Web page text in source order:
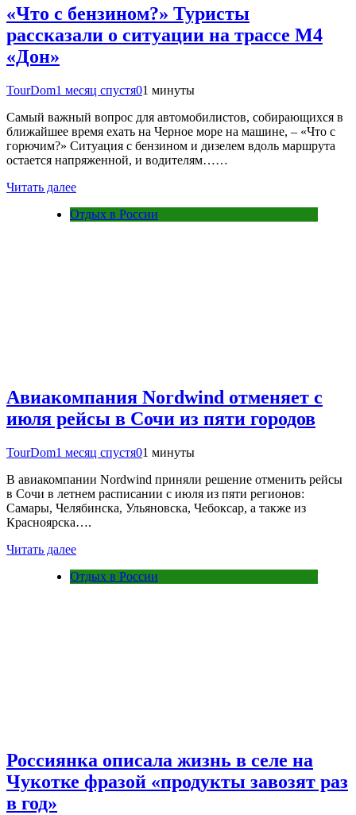
«Что с бензином?» Туристы
рассказали о ситуации на трассе М4
«Дон»
TourDom1 месяц спустя01 минуты
Самый важный вопрос для автомобилистов, собирающихся в
ближайшее время ехать на Черное море на машине, – «Что с
горючим?» Ситуация с бензином и дизелем вдоль маршрута
остается напряженной, и водителям……
Читать далее
Отдых в России
Авиакомпания Nordwind отменяет с
июля рейсы в Сочи из пяти городов
TourDom1 месяц спустя01 минуты
В авиакомпании Nordwind приняли решение отменить рейсы
в Сочи в летнем расписании с июля из пяти регионов:
Самары, Челябинска, Ульяновска, Чебоксар, а также из
Красноярска….
Читать далее
Отдых в России
Россиянка описала жизнь в селе на
Чукотке фразой «продукты завозят раз
в год»